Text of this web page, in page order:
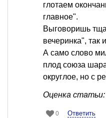
глотаем
главное".
Выговоришь
вечеринка", так
А само слово
плод союза
округлое, но с
Оценка статьи:
0 Ответить